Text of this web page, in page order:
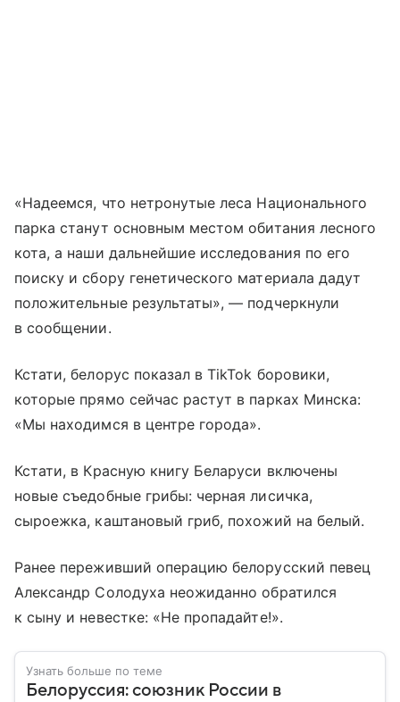
«Надеемся, что нетронутые леса Национального
парка станут основным местом обитания лесного
кота, а наши дальнейшие исследования по его
поиску и сбору генетического материала дадут
положительные результаты», — подчеркнули
в сообщении.
Кстати, белорус показал в TikTok боровики,
которые прямо сейчас растут в парках Минска:
«Мы находимся в центре города».
Кстати, в Красную книгу Беларуси включены
новые съедобные грибы: черная лисичка,
сыроежка, каштановый гриб, похожий на белый.
Ранее переживший операцию белорусский певец
Александр Солодуха неожиданно обратился
к сыну и невестке: «Не пропадайте!».
Узнать больше по теме
Белоруссия: союзник России в